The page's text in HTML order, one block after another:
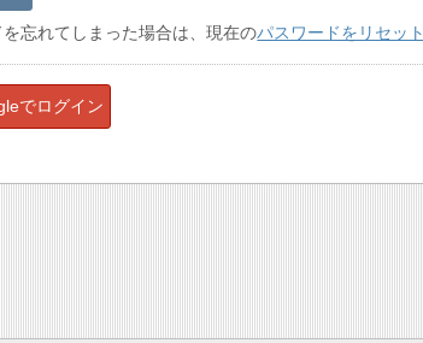
忘れてしまった場合は、現在のパスワードをリセット
でログイン